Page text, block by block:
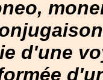
d'une